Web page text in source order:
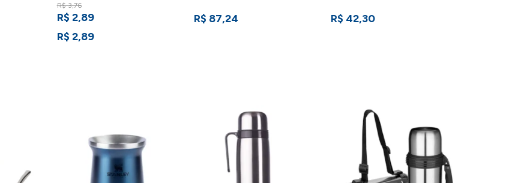
R$ 3,76
R$ 2,89
R$ 2,89
R$ 87,24 R$ 42,30